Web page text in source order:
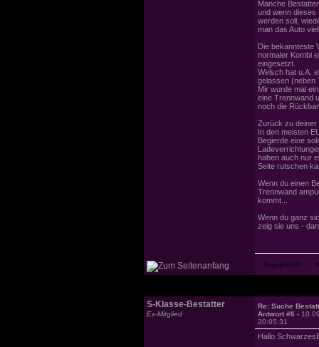
Manche
und wenn dieses
werden soll,
man das Auto
Die bekannteste
normaler Kombi
eingesetzt.
Welsch hat u.A.
gelassen (neben
Mir wurde mal
eine Trennwand
noch die
Zurück zu deiner
In den meisten
Begierde eine
haben auch nur
Seite rutschen
Wenn du einen
Trennwand
kommt...
Wenn du ganz
zeig sie uns -
S-Klasse-Bestatter
Ex-Mitglied
Re: Suche
Antwort #6 -
20:05:31
Hallo